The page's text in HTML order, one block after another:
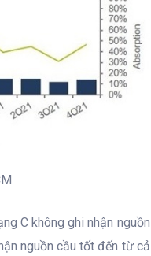
C không ghi nhận nguồn
nguồn cầu tốt đến từ cả